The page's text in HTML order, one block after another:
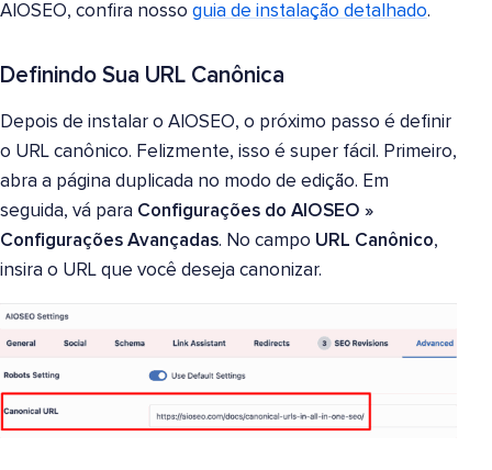
AIOSEO, confira nosso guia de instalação detalhado.
Definindo Sua URL Canônica
Depois de instalar o AIOSEO, o próximo passo é definir
o URL canônico. Felizmente, isso é super fácil. Primeiro,
abra a página duplicada no modo de edição. Em
seguida, vá para Configurações do AIOSEO »
Configurações Avançadas. No campo URL Canônico,
insira o URL que você deseja canonizar.